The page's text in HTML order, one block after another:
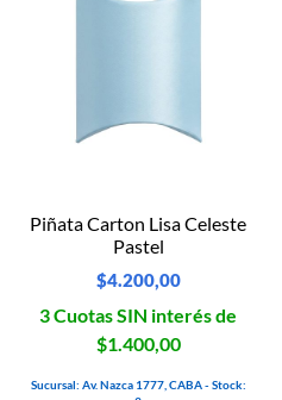
Piñata Carton Lisa Celeste
Pastel
$4.200,00
3 Cuotas SIN interés de
$1.400,00
Sucursal: Av. Nazca 1777, CABA - Stock: